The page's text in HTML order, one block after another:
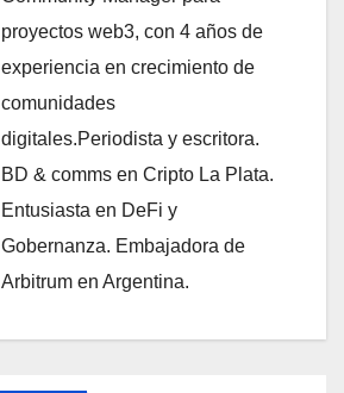
proyectos web3, con 4 años de
experiencia en crecimiento de
comunidades
digitales.Periodista y escritora.
BD & comms en Cripto La Plata.
Entusiasta en DeFi y
Gobernanza. Embajadora de
Arbitrum en Argentina.